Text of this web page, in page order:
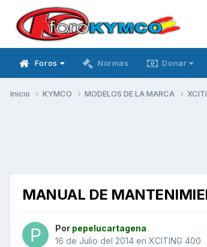
Foros Normas Donar
Inicio KYMCO MODELOS DE LA MARCA
MANUAL DE
Por pepelucartagena
16 de Julio del 2014 en XCITING 400